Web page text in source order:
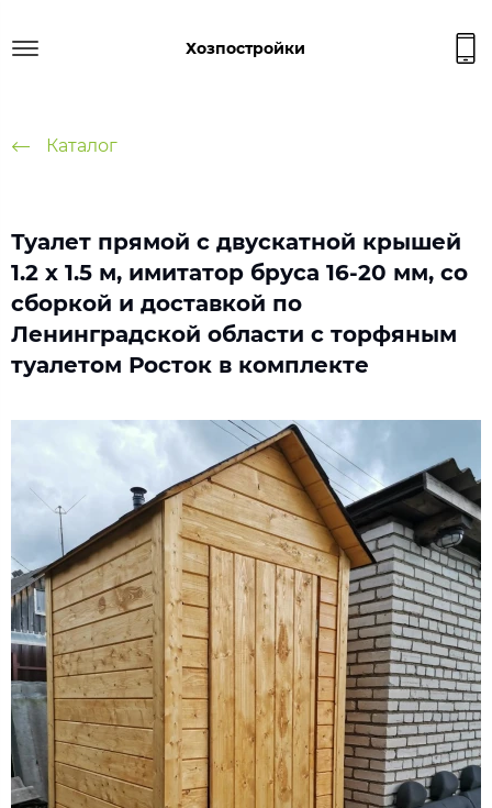
Хозпостройки
Каталог
Туалет прямой с двускатной крышей
1.2 х 1.5 м, имитатор бруса 16-20 мм, со
сборкой и доставкой по
Ленинградской области с торфяным
туалетом Росток в комплекте